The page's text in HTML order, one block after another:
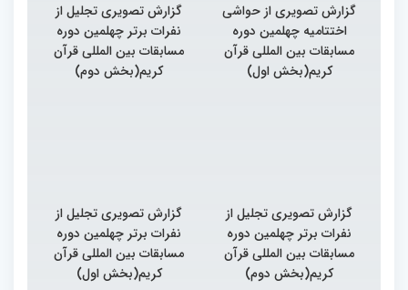
گزارش تصویری از حواشی
اختتامیه چهلمین دوره
مسابقات بین المللی قرآن
کریم(بخش اول)
گزارش تصویری تجلیل از
نفرات برتر چهلمین دوره
مسابقات بین المللی قرآن
کریم(بخش دوم)
گزارش تصویری تجلیل از
نفرات برتر چهلمین دوره
مسابقات بین المللی قرآن
کریم(بخش دوم)
گزارش تصویری تجلیل از
نفرات برتر چهلمین دوره
مسابقات بین المللی قرآن
کریم(بخش اول)